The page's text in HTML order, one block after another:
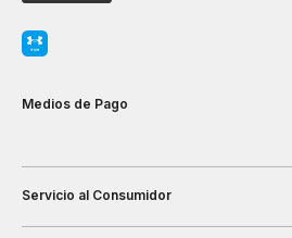
Medios de Pago
Servicio al Consumidor